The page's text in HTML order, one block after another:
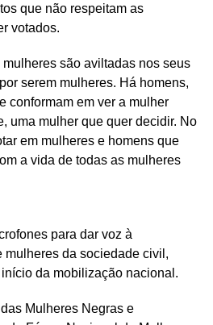
que não respeitam as
votados.
mulheres são aviltadas nos seus
serem mulheres. Há homens,
conformam em ver a mulher
uma mulher que quer decidir. No
em mulheres e homens que
a vida de todas as mulheres
para dar voz à
mulheres da sociedade civil,
da mobilização nacional.
Mulheres Negras e